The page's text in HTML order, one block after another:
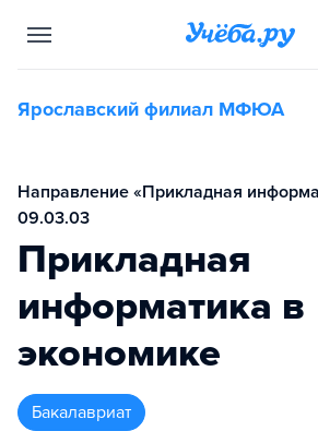
Ярославский филиал МФЮА
Направление «Прикладная
09.03.03
Прикладная
информатика в
экономике
бакалавриат